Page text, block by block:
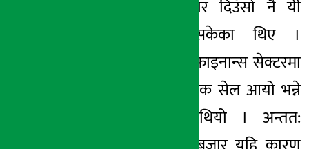
साथीभाईले मंगलबार दिउँसो नै यी
कम्पनीहरु फालिसकेका थिए ।
बजारमा विशेषगरी फाइनान्स सेक्टरमा
किन एकाएक प्यानिक सेल आयो भन्ने
जिज्ञासा धेरैलाई थियो । अन्तत: